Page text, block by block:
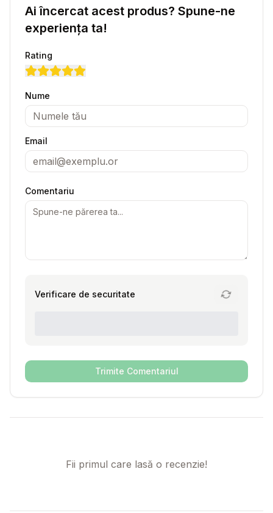
Ai încercat acest produs? Spune-ne
experiența ta!
Rating
Nume
Email
Comentariu
Verificare de securitate
Trimite Comentariul
Fii primul care lasă o recenzie!